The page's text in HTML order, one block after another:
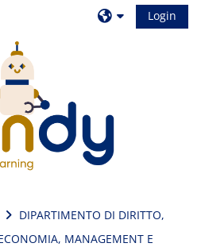
Login
DIPARTIMENTO DI DIRITTO,
MANAGEMENT E